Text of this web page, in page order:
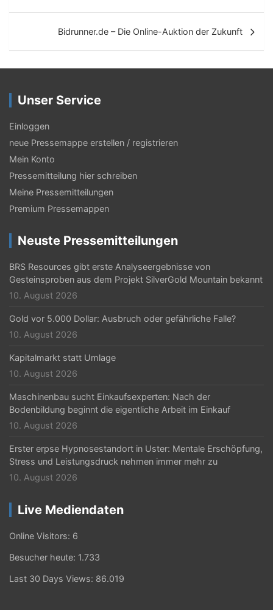
t
r
a
g
s
-
N
a
v
i
g
a
t
i
o
n
Bidrunner.de – Die Online-Auktion der Zukunft
Unser Service
Einloggen
neue Pressemappe erstellen / registrieren
Mein Konto
Pressemitteilung hier schreiben
Meine Pressemitteilungen
Premium Pressemappen
Neuste Pressemitteilungen
BRS Resources gibt erste Analyseergebnisse von
Gesteinsproben aus dem Projekt SilverGold Mountain bekannt
10. August 2026
Gold vor 5.000 Dollar: Ausbruch oder gefährliche Falle?
10. August 2026
Kapitalmarkt statt Umlage
10. August 2026
Maschinenbau sucht Einkaufsexperten: Nach der
Bodenbildung beginnt die eigentliche Arbeit im Einkauf
10. August 2026
Erster erpse Hypnosestandort in Uster: Mentale Erschöpfung,
Stress und Leistungsdruck nehmen immer mehr zu
10. August 2026
Live Mediendaten
Online Visitors: 6
Besucher heute: 1.733
Last 30 Days Views: 86.019